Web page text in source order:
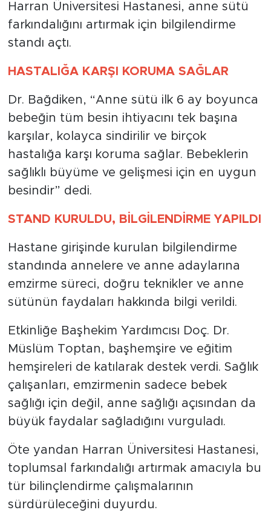
Harran Üniversitesi Hastanesi, anne sütü
farkındalığını artırmak için bilgilendirme
standı açtı.
HASTALIĞA KARŞI KORUMA SAĞLAR
Dr. Bağdiken, “Anne sütü ilk 6 ay boyunca
bebeğin tüm besin ihtiyacını tek başına
karşılar, kolayca sindirilir ve birçok
hastalığa karşı koruma sağlar. Bebeklerin
sağlıklı büyüme ve gelişmesi için en uygun
besindir” dedi.
STAND KURULDU, BİLGİLENDİRME YAPILDI
Hastane girişinde kurulan bilgilendirme
standında annelere ve anne adaylarına
emzirme süreci, doğru teknikler ve anne
sütünün faydaları hakkında bilgi verildi.
Etkinliğe Başhekim Yardımcısı Doç. Dr.
Müslüm Toptan, başhemşire ve eğitim
hemşireleri de katılarak destek verdi. Sağlık
çalışanları, emzirmenin sadece bebek
sağlığı için değil, anne sağlığı açısından da
büyük faydalar sağladığını vurguladı.
Öte yandan Harran Üniversitesi Hastanesi,
toplumsal farkındalığı artırmak amacıyla bu
tür bilinçlendirme çalışmalarının
sürdürüleceğini duyurdu.